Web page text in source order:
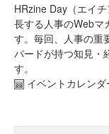
HRzine Day（エイ
長する人事のWebマ
す。毎回、人事の重
パードが持つ知見・
す。
イベントカレンダ